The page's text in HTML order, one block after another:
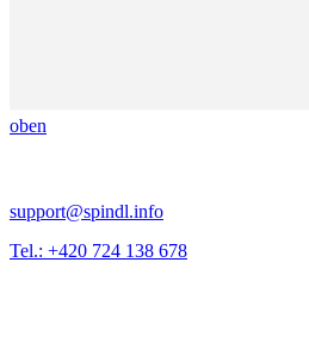
oben
support@spindl.info
Tel.: +420 724 138 678